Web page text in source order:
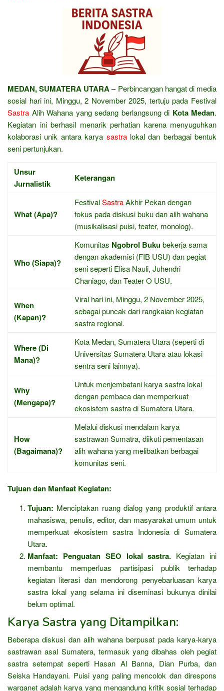
MEDAN, SUMATERA UTARA– Perbincangan hangat di media
sosial hari ini, Minggu, 2 November 2025, tertuju pada Festival
Sastra Alih Wahana yang sedang berlangsung di Kota Medan.
Kegiatan ini berhasil menarik perhatian karena menyuguhkan
kolaborasi unik antara karya sastralokal dan berbagai bentuk
seni pertunjukan.
Unsur
Jurnalistik
Keterangan
What (Apa)?
FestivalSastraAkhir Pekan dengan
fokus pada diskusi buku dan alih wahana
(musikalisasi puisi, teater, monolog).
Who (Siapa)?
Komunitas Ngobrol Bukubekerja sama
dengan akademisi (FIB USU) dan pegiat
seni seperti Elisa Nauli, Juhendri
Chaniago, dan Teater O USU.
When
(Kapan)?
Viral hari ini, Minggu, 2 November 2025,
sebagai puncak dari rangkaian kegiatan
sastra regional.
Where (Di
Mana)?
Kota Medan, Sumatera Utara (seperti di
Universitas Sumatera Utara atau lokasi
sentra seni lainnya).
Why
(Mengapa)?
Untuk menjembatani karya sastra lokal
dengan pembaca dan memperkuat
ekosistem sastra di Sumatera Utara.
How
(Bagaimana)?
Melalui diskusi mendalam karya
sastrawan Sumatra, diikuti pementasan
alih wahana yang melibatkan berbagai
komunitas seni.
Tujuan dan Manfaat Kegiatan:
Tujuan: Menciptakan ruang dialog yang produktif antara
mahasiswa, penulis, editor, dan masyarakat umum untuk
memperkuat ekosistem sastra Indonesia di Sumatera
Utara.
Manfaat: Penguatan SEO lokal sastra. Kegiatan ini
membantu memperluas partisipasi publik terhadap
kegiatan literasi dan mendorong penyebarluasan karya
sastra lokal yang selama ini diseminasi bukunya dinilai
belum optimal.
Karya Sastra yang Ditampilkan:
Beberapa diskusi dan alih wahana berpusat pada karya-karya
sastrawan asal Sumatera, termasuk yang dibahas oleh pegiat
sastra setempat seperti Hasan Al Banna, Dian Purba, dan
Seiska Handayani. Puisi yang paling mencolok dan direspons
warganet adalah karya yang mengandung kritik sosial terhadap